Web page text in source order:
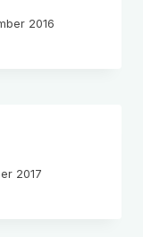
2016
2017